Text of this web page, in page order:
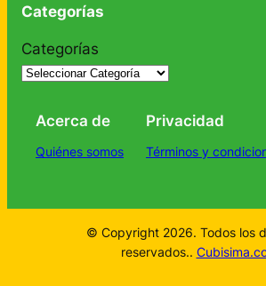
Categorías
Categorías
Acerca de
Quiénes somos
Privacidad
Términos y
© Copyright 2026. Todos los
reservados..